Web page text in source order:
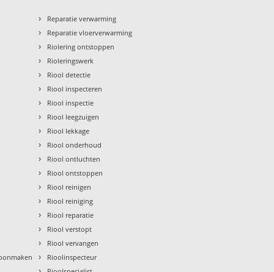
› Reparatie verwarming
› Reparatie vloerverwarming
› Riolering ontstoppen
› Rioleringswerk
› Riool detectie
› Riool inspecteren
› Riool inspectie
› Riool leegzuigen
› Riool lekkage
› Riool onderhoud
› Riool ontluchten
› Riool ontstoppen
› Riool reinigen
› Riool reiniging
› Riool reparatie
› Riool verstopt
› Riool vervangen
› Rioolinspecteur